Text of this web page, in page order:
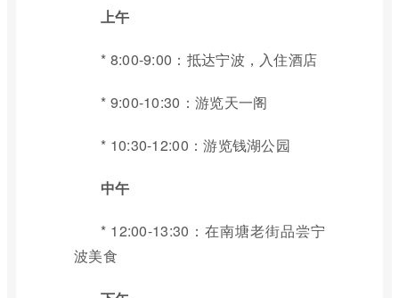
上午
* 8:00-9:00：抵达宁波，入住酒店
* 9:00-10:30：游览天一阁
* 10:30-12:00：游览钱湖公园
中午
* 12:00-13:30：在南塘老街品尝宁
波美食